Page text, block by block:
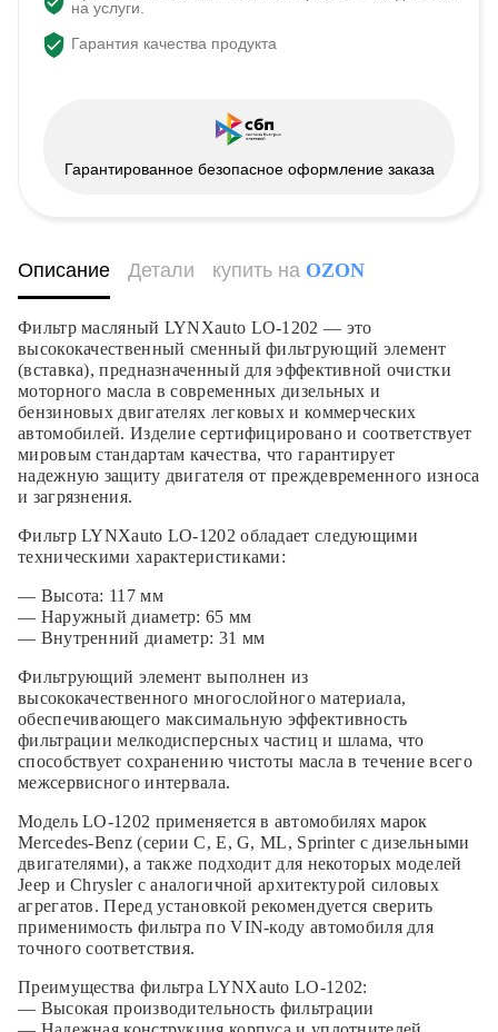
на услуги.
Гарантия качества продукта
Гарантированное безопасное оформление заказа
Описание Детали купить на OZON
Фильтр масляный LYNXauto LO-1202 — это
высококачественный сменный фильтрующий элемент
(вставка), предназначенный для эффективной очистки
моторного масла в современных дизельных и
бензиновых двигателях легковых и коммерческих
автомобилей. Изделие сертифицировано и соответствует
мировым стандартам качества, что гарантирует
надежную защиту двигателя от преждевременного износа
и загрязнения.
Фильтр LYNXauto LO-1202 обладает следующими
техническими характеристиками:
— Высота: 117 мм
— Наружный диаметр: 65 мм
— Внутренний диаметр: 31 мм
Фильтрующий элемент выполнен из
высококачественного многослойного материала,
обеспечивающего максимальную эффективность
фильтрации мелкодисперсных частиц и шлама, что
способствует сохранению чистоты масла в течение всего
межсервисного интервала.
Модель LO-1202 применяется в автомобилях марок
Mercedes-Benz (серии C, E, G, ML, Sprinter с дизельными
двигателями), а также подходит для некоторых моделей
Jeep и Chrysler с аналогичной архитектурой силовых
агрегатов. Перед установкой рекомендуется сверить
применимость фильтра по VIN-коду автомобиля для
точного соответствия.
Преимущества фильтра LYNXauto LO-1202:
— Высокая производительность фильтрации